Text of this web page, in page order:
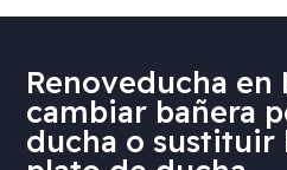
Renoveducha en
cambiar bañera
ducha o sustituir